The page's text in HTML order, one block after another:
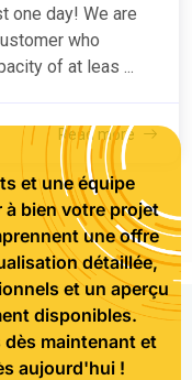
one day! We are
who
of at leas ...
Read more
et une équipe
à bien votre projet
une offre
détaillée,
et un aperçu
disponibles.
maintenant et
aujourd'hui !